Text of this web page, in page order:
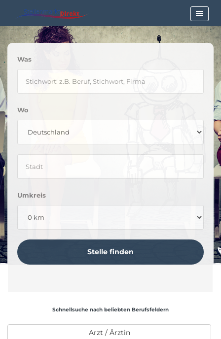
Was
Wo
Umkreis
Schnellsuche nach beliebten Berufsfeldern
Arzt / Ärztin